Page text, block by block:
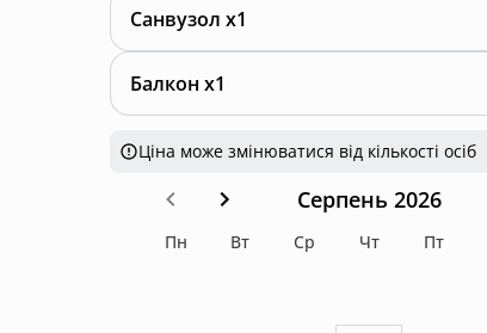
Санвузол x1
Балкон x1
Ціна може змінюватися від кількості осіб
Серпень 2026
Пн Вт Ср Чт Пт